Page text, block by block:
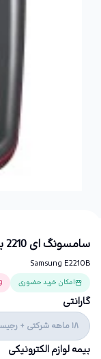
سامسونگ ای 2210 بی
Samsung E2210B
امکان خرید حضوری
گارانتی
18 ماهه شرکتی + رجیستری
بیمه لوازم الکترونیکی